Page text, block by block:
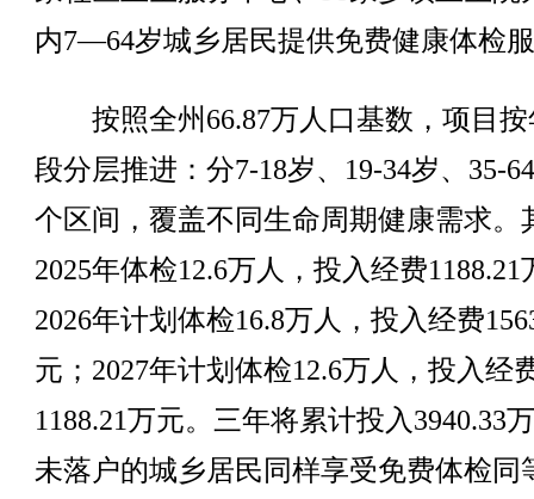
内7—64岁城乡居民提供免费健康体检
按照全州66.87万人口基数，项目按
段分层推进：分7-18岁、19-34岁、35-
个区间，覆盖不同生命周期健康需求。
2025年体检12.6万人，投入经费1188.21
2026年计划体检16.8万人，投入经费
元；2027年计划体检12.6万人，投入经
1188.21万元。三年将累计投入3940.33
未落户的城乡居民同样享受免费体检同